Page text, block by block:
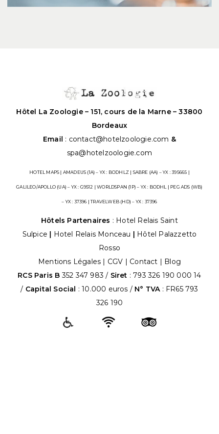
Hôtel La Zoologie – 151, cours de la Marne – 33800
Bordeaux
Email : contact@hotelzoologie.com &
spa@hotelzoologie.com
HOTEL MAPS | AMADEUS (1A) – YX : BODHLZ | SABRE (AA) – YX : 395665 |
GALILEO/APOLLO (UA) – YX : G9512 | WORLDSPAN (1P) – YX : BODHL | PEG ADS (WB)
– YX : 37396 | TRAVELWEB (HD) – YX : 37396
Hôtels Partenaires : Hotel Relais Saint
Sulpice
Hotel Relais Monceau
Hôtel Palazzetto
Rosso
Mentions Légales
CGV Contact |
Blog
RCS Paris B 352 347 983 / Siret : 793 326 190 000 14
/ Capital Social : 10.000 euros / N° TVA: FR65 793
326 190